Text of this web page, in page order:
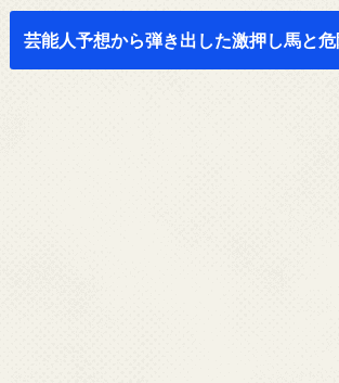
芸能人予想から弾き出した激押し馬と